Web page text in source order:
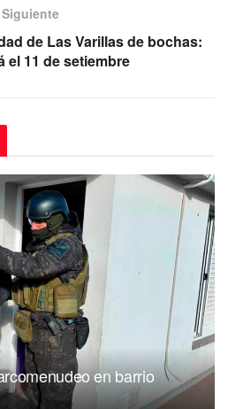
Siguiente
de Las Varillas de bochas:
el 11 de setiembre
en barrio